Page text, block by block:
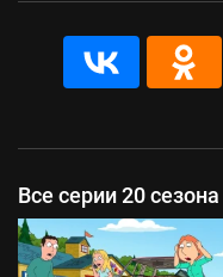
Все серии 20 сезона